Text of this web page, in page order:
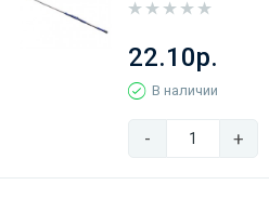
22.10р.
В наличии
- +